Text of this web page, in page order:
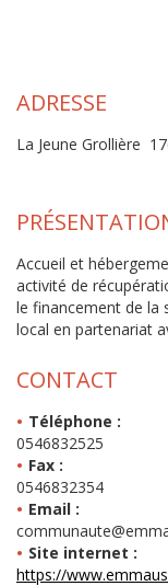
ADRESSE
La Jeune Grollière
Accueil et
activité de
le financement de la
local en partenariat
CONTACT
Téléphone :
0546832525
Fax :
0546832354
Email :
Site internet :
https://